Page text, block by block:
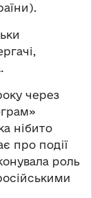
через
нібито
про події
роль